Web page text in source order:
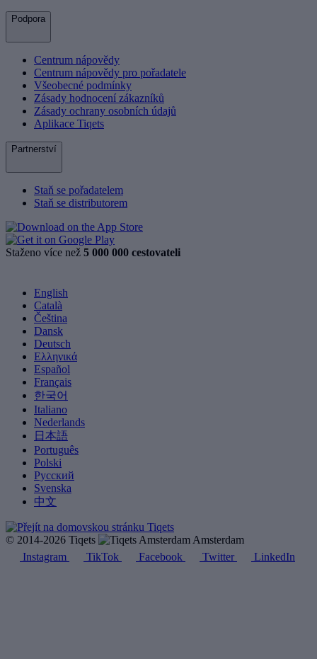
Podpora
Centrum nápovědy
Centrum nápovědy pro pořadatele
Všeobecné podmínky
Zásady hodnocení zákazníků
Zásady ochrany osobních údajů
Aplikace Tiqets
Partnerství
Staň se pořadatelem
Staň se distributorem
Staženo více než 5 000 000 cestovateli
English
Català
Čeština
Dansk
Deutsch
Ελληνικά
Español
Français
한국어
Italiano
Nederlands
日本語
Português
Polski
Русский
Svenska
中文
© 2014-2026 Tiqets
Amsterdam
Instagram
TikTok Facebook Twitter LinkedIn